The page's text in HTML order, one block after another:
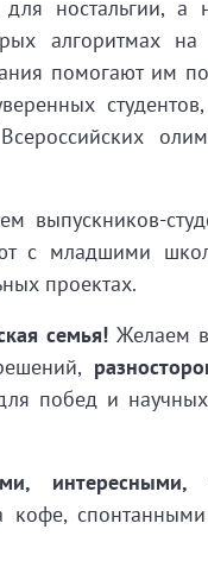
ностальгии, а
алгоритмах
помогают им
выпускников-
с младшими
проектах.
семья!Желаем
побед и
интересными,